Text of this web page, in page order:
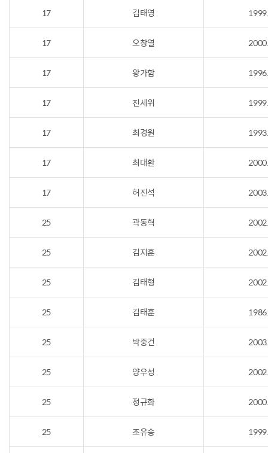
17 김태영
17 오창열
17 왕가함
17 진세위
17 최경원
17 최대환
17 허진석
25 곽동혁
25 김지훈
25 김태형
25 김태훈
25 박중건
25 양우성
25 정규화
25 조유송